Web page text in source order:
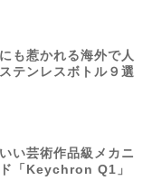
も惹かれる海外で人
テンレスボトル９選
い芸術作品級メカニ
「Keychron Q1」